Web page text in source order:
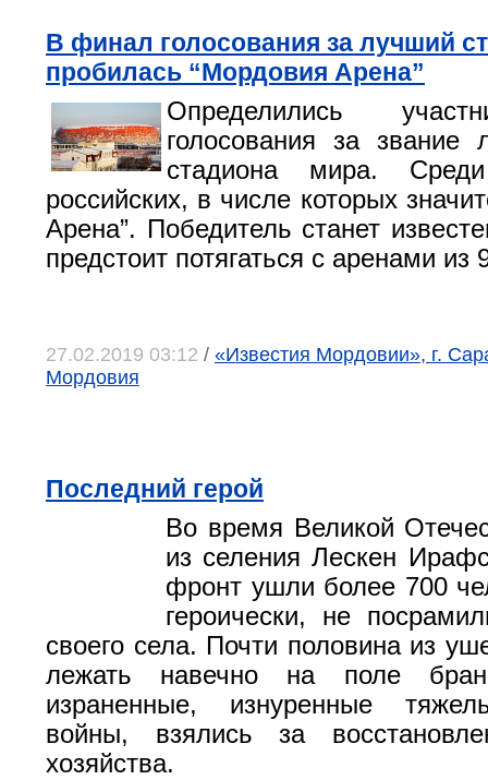
В финал голосования за лучший
пробилась “Мордовия Арена”
Определились
голосования за звание
стадиона мира.
российских, в числе которых
Арена”. Победитель станет
предстоит потягаться с аренами из
27.02.2019 03:12 / «Известия Мордовии», г.
Мордовия
Последний герой
Во время Великой
из селения Лескен
фронт ушли более 700
героически, не
своего села. Почти половина из
лежать навечно на поле
израненные, изнуренные
войны, взялись за
хозяйства.